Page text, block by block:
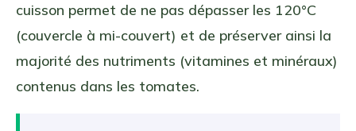
cuisson permet de ne pas dépasser les 120°C
(couvercle à mi-couvert) et de préserver ainsi la
majorité des nutriments (vitamines et minéraux)
contenus dans les tomates.